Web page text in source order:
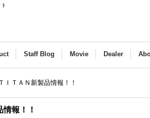
Staff Blog Movie Dealer
ＩＴＡＮ新製品情報！！
報！！